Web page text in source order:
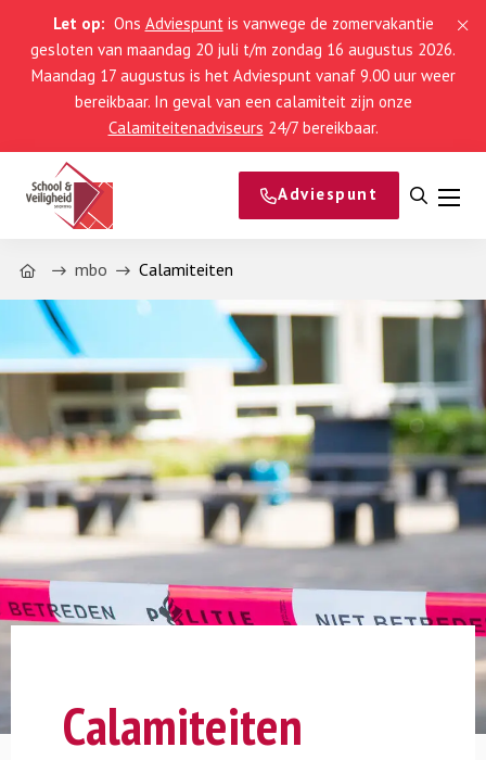
Let op: Ons Adviespuntis vanwege de zomervakantie
gesloten van maandag 20 juli t/m zondag 16 augustus 2026.
Maandag 17 augustus is het Adviespunt vanaf 9.00 uur weer
bereikbaar. In geval van een calamiteit zijn onze
Calamiteitenadviseurs 24/7 bereikbaar.
Adviespunt
Open
Home mbo Calamiteiten
Calamiteiten